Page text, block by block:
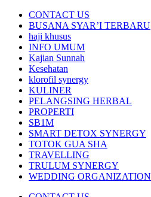
CONTACT US
BUSANA SYAR’I TERBARU
haji khusus
INFO UMUM
Kajian Sunnah
Kesehatan
klorofil synergy
KULINER
PELANGSING HERBAL
PROPERTI
SB1M
SMART DETOX SYNERGY
TOTOK GUA SHA
TRAVELLING
TRULUM SYNERGY
WEDDING ORGANIZATION